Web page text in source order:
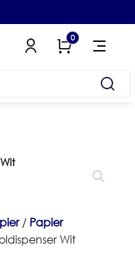
0
/ Papier
Wit